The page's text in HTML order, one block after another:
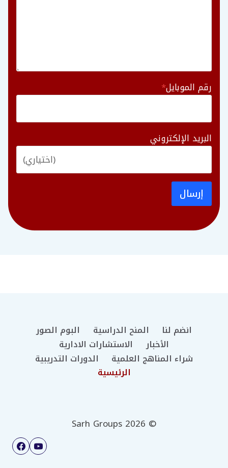
رقم الموبايل*
البريد الإلكتروني
إرسال
انضم لنا المنح الدراسية
البوم الصور
الأخبار
الاستشارات الادارية
شراء المناهج العلمية
الدورات التدريبية
الرئيسية
© 2026 Sarh Groups